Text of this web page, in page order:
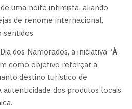
uma noite intimista, aliando
de renome internacional,
sentidos.
dos Namorados, a iniciativa “À
como objetivo reforçar a
destino turístico de
dos produtos locais